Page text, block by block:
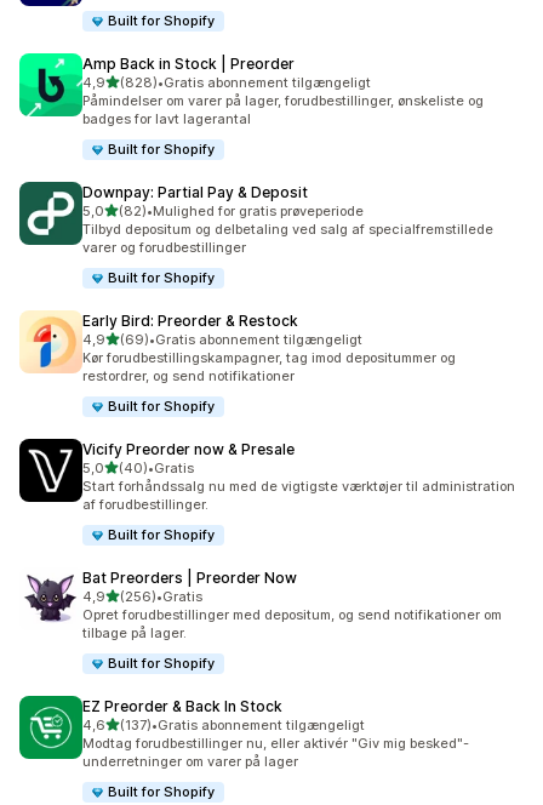
Built for Shopify
Amp Back in Stock | Preorder
4,9ud af 5 stjerner
(828)
828 anmeldelser i alt
•Gratis abonnement tilgængeligt
Påmindelser om varer på lager, forudbestillinger, ønskeliste og
badges for lavt lagerantal
Built for Shopify
Downpay: Partial Pay & Deposit
5,0ud af 5 stjerner
(82)
82 anmeldelser i alt
•Mulighed for gratis prøveperiode
Tilbyd depositum og delbetaling ved salg af specialfremstillede
varer og forudbestillinger
Built for Shopify
Early Bird: Preorder & Restock
4,9ud af 5 stjerner
(69)
69 anmeldelser i alt
•Gratis abonnement tilgængeligt
Kør forudbestillingskampagner, tag imod depositummer og
restordrer, og send notifikationer
Built for Shopify
Vicify Preorder now & Presale
5,0ud af 5 stjerner
(40)
40 anmeldelser i alt
•Gratis
Start forhåndssalg nu med de vigtigste værktøjer til administration
af forudbestillinger.
Built for Shopify
Bat Preorders | Preorder Now
4,9ud af 5 stjerner
(256)
256 anmeldelser i alt
•Gratis
Opret forudbestillinger med depositum, og send notifikationer om
tilbage på lager.
Built for Shopify
EZ Preorder & Back In Stock
4,6ud af 5 stjerner
(137)
137 anmeldelser i alt
•Gratis abonnement tilgængeligt
Modtag forudbestillinger nu, eller aktivér "Giv mig besked"-
underretninger om varer på lager
Built for Shopify